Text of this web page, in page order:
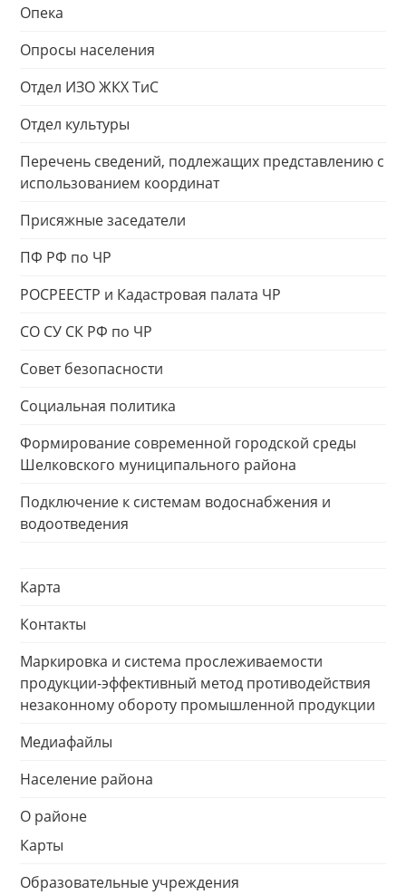
Опека
Опросы населения
Отдел ИЗО ЖКХ ТиС
Отдел культуры
Перечень сведений, подлежащих представлению с
использованием координат
Присяжные заседатели
ПФ РФ по ЧР
РОСРЕЕСТР и Кадастровая палата ЧР
СО СУ СК РФ по ЧР
Совет безопасности
Социальная политика
Формирование современной городской среды
Шелковского муниципального района
Подключение к системам водоснабжения и
водоотведения
Карта
Контакты
Маркировка и система прослеживаемости
продукции-эффективный метод противодействия
незаконному обороту промышленной продукции
Медиафайлы
Население района
О районе
Карты
Образовательные учреждения